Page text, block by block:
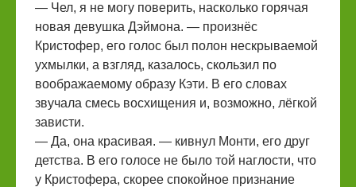
— Чел, я не могу поверить, насколько горячая
новая девушка Дэймона. — произнёс
Кристофер, его голос был полон нескрываемой
ухмылки, а взгляд, казалось, скользил по
воображаемому образу Кэти. В его словах
звучала смесь восхищения и, возможно, лёгкой
зависти.
— Да, она красивая. — кивнул Монти, его друг
детства. В его голосе не было той наглости, что
у Кристофера, скорее спокойное признание